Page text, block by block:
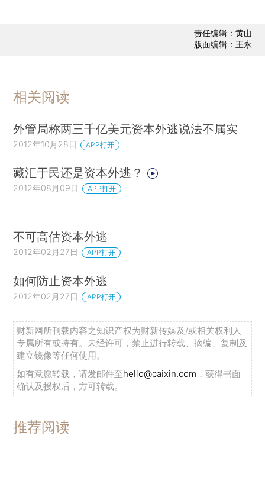
责任编辑：黄山
版面编辑：王永
相关阅读
外管局称两三千亿美元资本外逃说法不属实
2012年10月28日 APP打开
藏汇于民还是资本外逃？
2012年08月09日 APP打开
不可高估资本外逃
2012年02月27日 APP打开
如何防止资本外逃
2012年02月27日 APP打开
财新网所刊载内容之知识产权为财新传媒及/或相关权利人
专属所有或持有。未经许可，禁止进行转载、摘编、复制及
建立镜像等任何使用。
如有意愿转载，请发邮件至hello@caixin.com ，获得书面
确认及授权后，方可转载。
推荐阅读